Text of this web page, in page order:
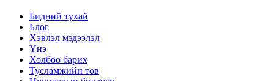
Бидний тухай
Блог
Хэвлэл мэдээлэл
Үнэ
Холбоо барих
Тусламжийн төв